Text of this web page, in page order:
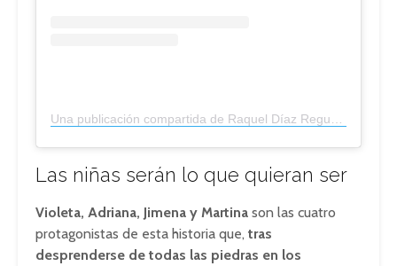
Las niñas serán lo que quieran ser
Violeta, Adriana, Jimena y Martina son las cuatro
protagonistas de esta historia que, tras
desprenderse de todas las piedras en los